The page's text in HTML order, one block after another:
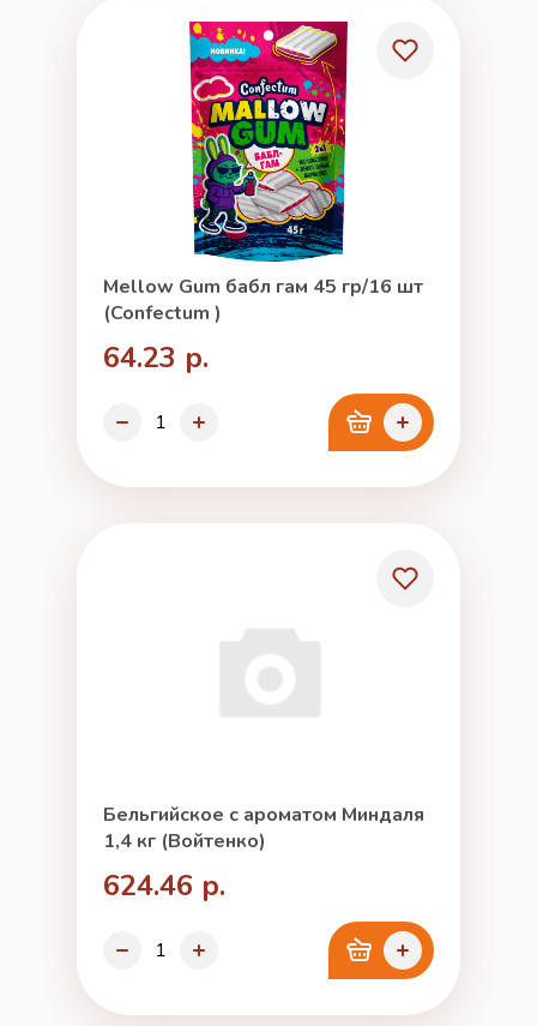
Mellow Gum бабл гам 45 гр/16 шт
(Confectum )
64.23 р.
Бельгийское с ароматом Миндаля
1,4 кг (Войтенко)
624.46 р.